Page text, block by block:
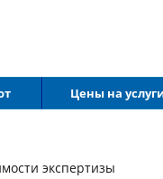
Цены на
экспертизы